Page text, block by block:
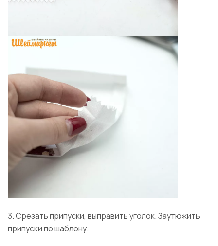
3. Срезать припуски, выправить уголок. Заутюжить
припуски по шаблону.